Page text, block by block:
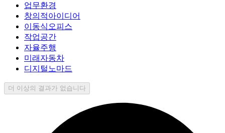
업무환경
창의적아이디어
이동식오피스
작업공간
자율주행
미래자동차
디지털노마드
더 이상의 결과가 없습니다